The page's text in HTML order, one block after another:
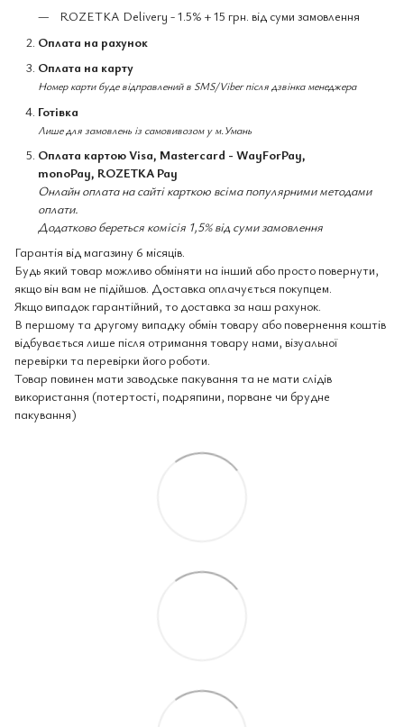
ROZETKA Delivery - 1.5% + 15 грн. від суми замовлення
Оплата на рахунок
Оплата на карту
Номер карти буде відправлений в SMS/Viber після дзвінка менеджера
Готівка
Лише для замовлень із самовивозом у м.Умань
Оплата картою Visa, Mastercard - WayForPay,
monoPay, ROZETKA Pay
Онлайн оплата на сайті карткою всіма популярними методами
оплати.
Додатково береться комісія 1,5% від суми замовлення
Гарантія від магазину 6 місяців.
Будь який товар можливо обміняти на інший або просто повернути,
якщо він вам не підійшов. Доставка оплачується покупцем.
Якщо випадок гарантійний, то доставка за наш рахунок.
В першому та другому випадку обмін товару або повернення коштів
відбувається лише після отримання товару нами, візуальної
перевірки та перевірки його роботи.
Товар повинен мати заводське пакування та не мати слідів
використання (потертості, подряпини, порване чи брудне
пакування)